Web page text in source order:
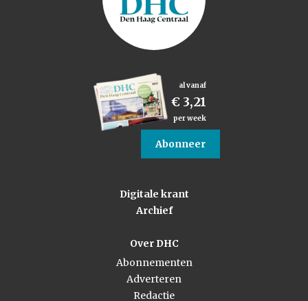
al vanaf
€ 3,21
per week
Abonneer
Digitale krant
Archief
Over DHC
Abonnementen
Adverteren
Redactie